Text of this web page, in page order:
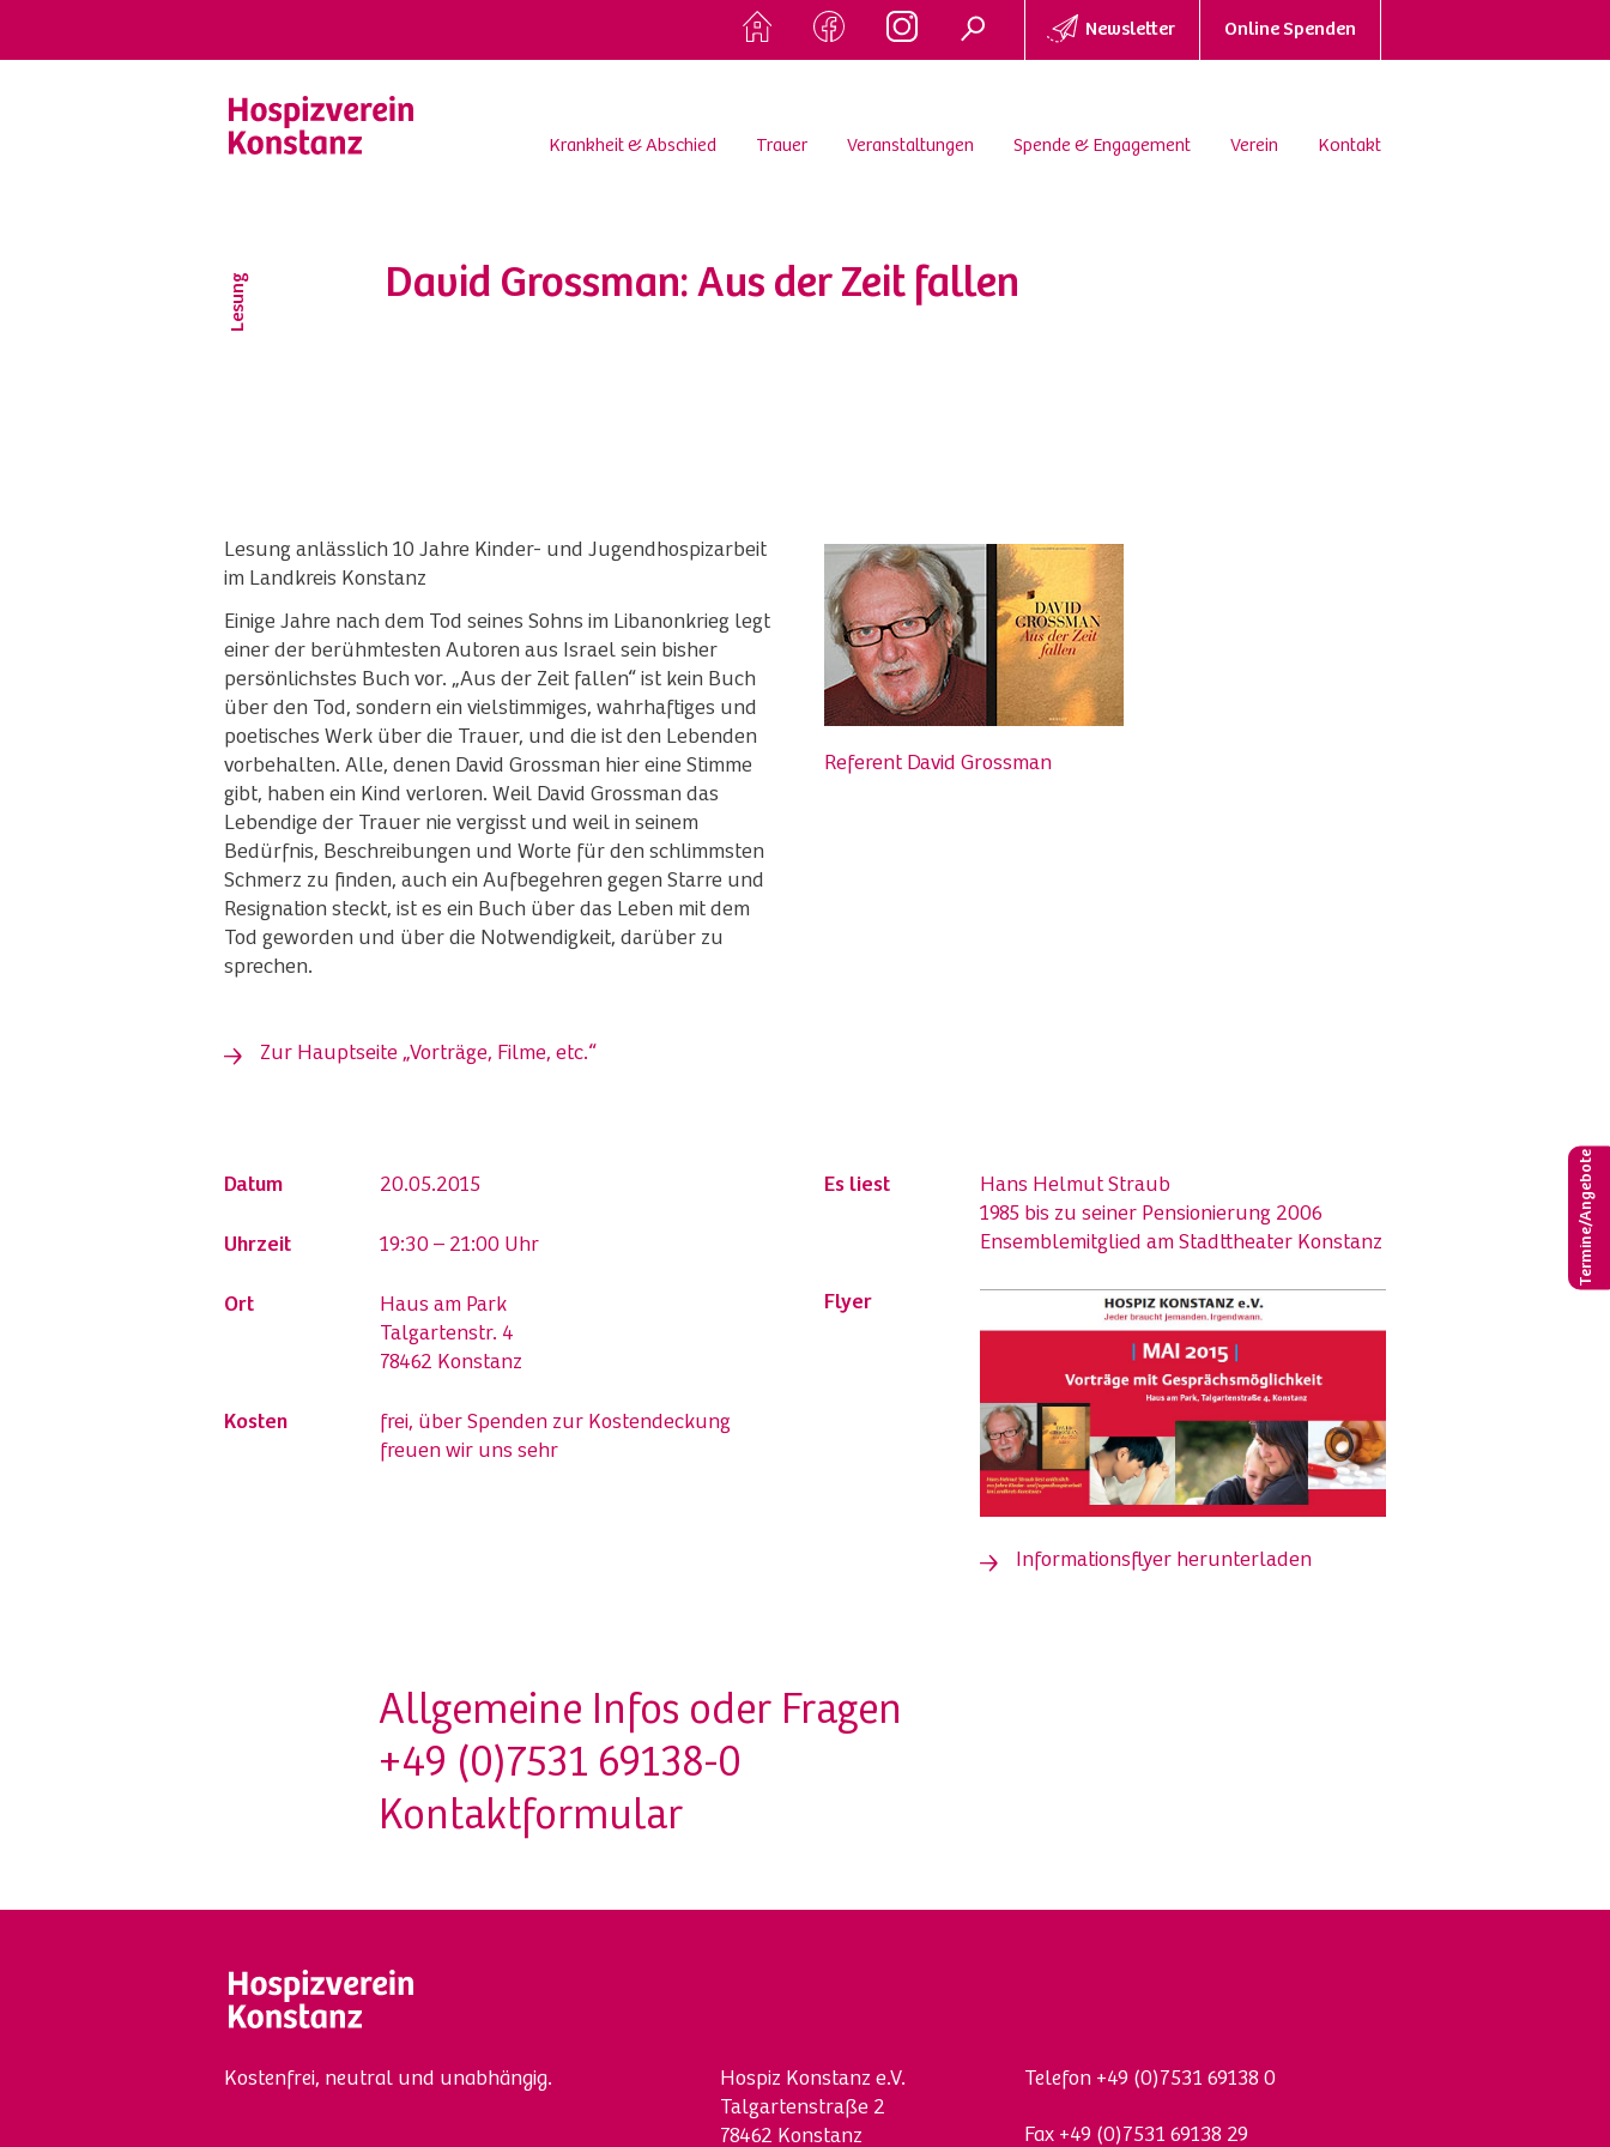
Newsletter Online Spenden
Krankheit & Abschied Trauer Veranstaltungen Spende & Engagement Verein Kontakt
Lesung David Grossman: Aus der Zeit fallen
Termine/Angebote
Referent David Grossman
Lesung anlässlich 10 Jahre Kinder- und Jugendhospizarbeit
im Landkreis Konstanz
Einige Jahre nach dem Tod seines Sohns im Libanonkrieg legt
einer der berühmtesten Autoren aus Israel sein bisher
persönlichstes Buch vor. „Aus der Zeit fallen“ ist kein Buch
über den Tod, sondern ein vielstimmiges, wahrhaftiges und
poetisches Werk über die Trauer, und die ist den Lebenden
vorbehalten. Alle, denen David Grossman hier eine Stimme
gibt, haben ein Kind verloren. Weil David Grossman das
Lebendige der Trauer nie vergisst und weil in seinem
Bedürfnis, Beschreibungen und Worte für den schlimmsten
Schmerz zu finden, auch ein Aufbegehren gegen Starre und
Resignation steckt, ist es ein Buch über das Leben mit dem
Tod geworden und über die Notwendigkeit, darüber zu
sprechen.
Zur Hauptseite „Vorträge, Filme, etc.“
Datum 20.05.2015
Uhrzeit 19:30 – 21:00 Uhr
Ort
Haus am Park
Talgartenstr. 4
78462 Konstanz
Kosten
frei, über Spenden zur Kostendeckung
freuen wir uns sehr
Es liest
Hans Helmut Straub
1985 bis zu seiner Pensionierung 2006
Ensemblemitglied am Stadttheater Konstanz
Flyer
Informationsflyer herunterladen
Allgemeine Infos oder Fragen
+49 (0)7531 69138-0
Kontaktformular
Kostenfrei, neutral und unabhängig. Hospiz Konstanz e.V.
Talgartenstraße 2
78462 Konstanz
Telefon +49 (0)7531 69138 0
Fax +49 (0)7531 69138 29